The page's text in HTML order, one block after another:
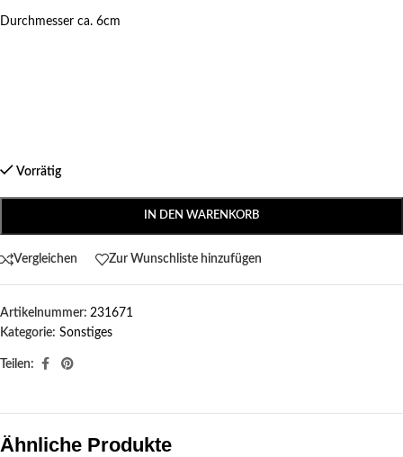
Durchmesser ca. 6cm
Vorrätig
IN DEN WARENKORB
Vergleichen Zur Wunschliste hinzufügen
Artikelnummer: 231671
Kategorie: Sonstiges
Teilen:
Ähnliche Produkte